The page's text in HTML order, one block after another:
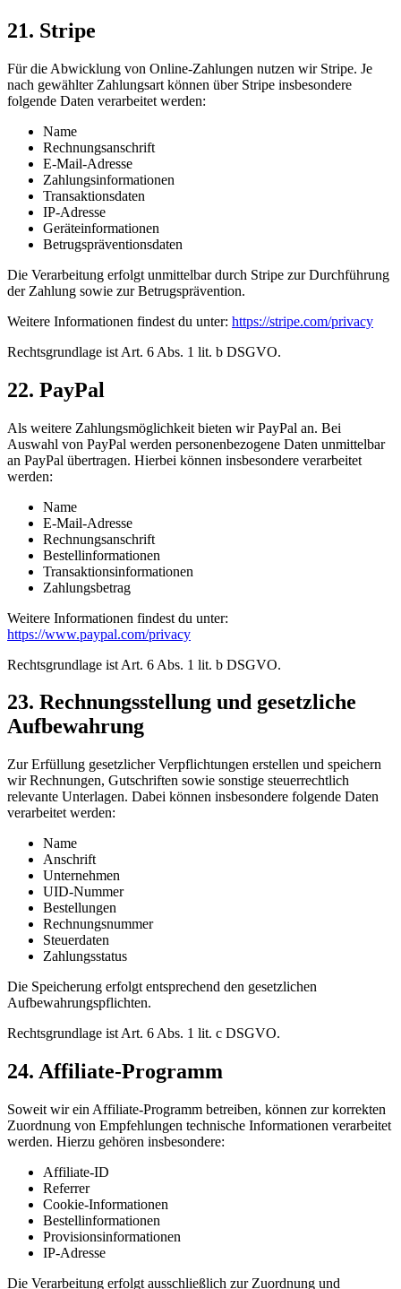
21. Stripe
Für die Abwicklung von Online-Zahlungen nutzen wir Stripe. Je
nach gewählter Zahlungsart können über Stripe insbesondere
folgende Daten verarbeitet werden:
Name
Rechnungsanschrift
E-Mail-Adresse
Zahlungsinformationen
Transaktionsdaten
IP-Adresse
Geräteinformationen
Betrugspräventionsdaten
Die Verarbeitung erfolgt unmittelbar durch Stripe zur Durchführung
der Zahlung sowie zur Betrugsprävention.
Weitere Informationen findest du unter: https://stripe.com/privacy
Rechtsgrundlage ist Art. 6 Abs. 1 lit. b DSGVO.
22. PayPal
Als weitere Zahlungsmöglichkeit bieten wir PayPal an. Bei
Auswahl von PayPal werden personenbezogene Daten unmittelbar
an PayPal übertragen. Hierbei können insbesondere verarbeitet
werden:
Name
E-Mail-Adresse
Rechnungsanschrift
Bestellinformationen
Transaktionsinformationen
Zahlungsbetrag
Weitere Informationen findest du unter:
https://www.paypal.com/privacy
Rechtsgrundlage ist Art. 6 Abs. 1 lit. b DSGVO.
23. Rechnungsstellung und gesetzliche
Aufbewahrung
Zur Erfüllung gesetzlicher Verpflichtungen erstellen und speichern
wir Rechnungen, Gutschriften sowie sonstige steuerrechtlich
relevante Unterlagen. Dabei können insbesondere folgende Daten
verarbeitet werden:
Name
Anschrift
Unternehmen
UID-Nummer
Bestellungen
Rechnungsnummer
Steuerdaten
Zahlungsstatus
Die Speicherung erfolgt entsprechend den gesetzlichen
Aufbewahrungspflichten.
Rechtsgrundlage ist Art. 6 Abs. 1 lit. c DSGVO.
24. Affiliate-Programm
Soweit wir ein Affiliate-Programm betreiben, können zur korrekten
Zuordnung von Empfehlungen technische Informationen verarbeitet
werden. Hierzu gehören insbesondere:
Affiliate-ID
Referrer
Cookie-Informationen
Bestellinformationen
Provisionsinformationen
IP-Adresse
Die Verarbeitung erfolgt ausschließlich zur Zuordnung und